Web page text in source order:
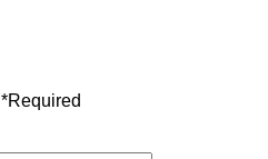
*Required